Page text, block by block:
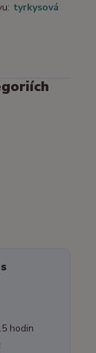
tyrkysová
hodin